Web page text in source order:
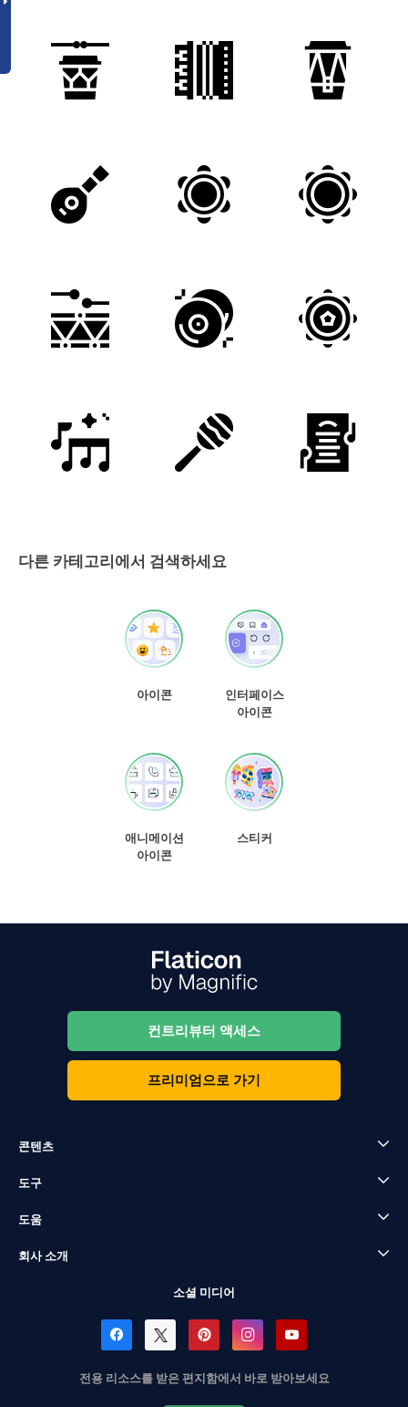
다른 카테고리에서 검색하세요
아이콘
인터페이스
아이콘
애니메이션
아이콘
스티커
컨트리뷰터 액세스
프리미엄으로 가기
콘텐츠
도구
도움
회사 소개
소셜 미디어
전용 리소스를 받은 편지함에서 바로 받아보세요